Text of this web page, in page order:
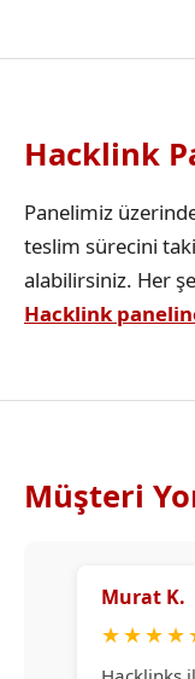
Hacklink
Panelimiz
teslim sürecini
alabilirsiniz. Her
Hacklink
Müşteri
Murat K.
★★★★